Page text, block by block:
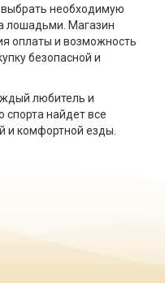
выбрать необходимую
лошадьми. Магазин
оплаты и возможность
безопасной и
любитель и
спорта найдет все
и комфортной езды.